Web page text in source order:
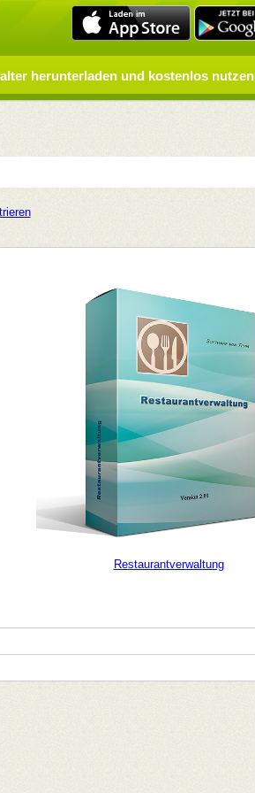
herunterladen und kostenlos nutzen
Restaurantverwaltung